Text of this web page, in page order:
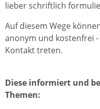
lieber schriftlich
Auf diesem Wege
anonym und kostenfrei
Kontakt treten.
Diese informiert und
Themen: